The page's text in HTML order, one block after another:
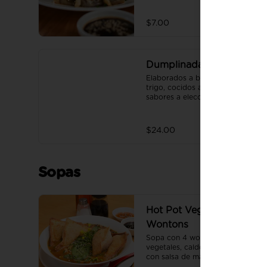
$7.00
Dumplinada
Elaborados a base de harina de
trigo, cocidos al vapor. 4
sabores a elección.
$24.00
Sopas
Hot Pot Vegetariana de
Wontons
Sopa con 4 wontons de
vegetales, caldo base vegano
con salsa de maní, fideo